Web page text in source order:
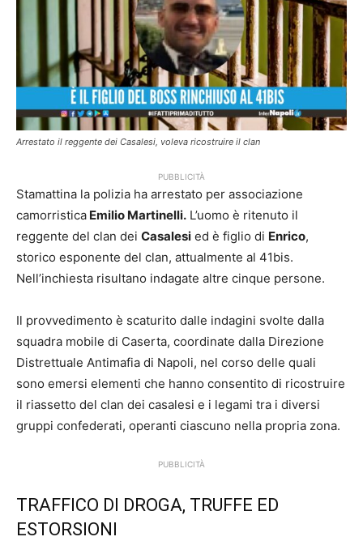
Arrestato il reggente dei Casalesi, voleva ricostruire il clan
PUBBLICITÀ
Stamattina la polizia ha arrestato per associazione
camorristica Emilio Martinelli. L’uomo è ritenuto il
reggente del clan dei Casalesi ed è figlio di Enrico,
storico esponente del clan, attualmente al 41bis.
Nell’inchiesta risultano indagate altre cinque persone.
Il provvedimento è scaturito dalle indagini svolte dalla
squadra mobile di Caserta, coordinate dalla Direzione
Distrettuale Antimafia di Napoli, nel corso delle quali
sono emersi elementi che hanno consentito di ricostruire
il riassetto del clan dei casalesi e i legami tra i diversi
gruppi confederati, operanti ciascuno nella propria zona.
PUBBLICITÀ
TRAFFICO DI DROGA, TRUFFE ED
ESTORSIONI